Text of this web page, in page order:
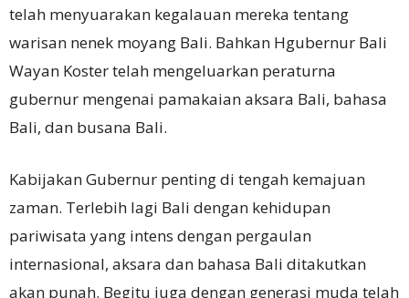
telah menyuarakan kegalauan mereka tentang
warisan nenek moyang Bali. Bahkan Hgubernur Bali
Wayan Koster telah mengeluarkan peraturna
gubernur mengenai pamakaian aksara Bali, bahasa
Bali, dan busana Bali.
Kabijakan Gubernur penting di tengah kemajuan
zaman. Terlebih lagi Bali dengan kehidupan
pariwisata yang intens dengan pergaulan
internasional, aksara dan bahasa Bali ditakutkan
akan punah. Begitu juga dengan generasi muda telah